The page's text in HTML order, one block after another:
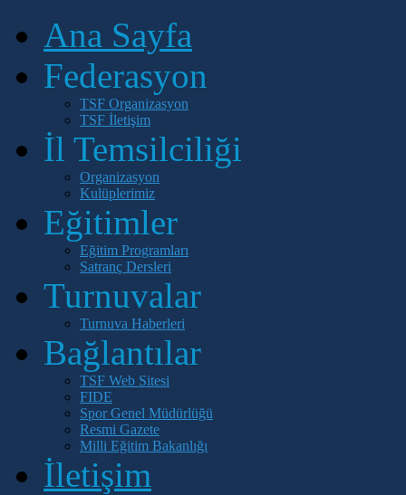
Ana Sayfa
Federasyon
TSF Organizasyon
TSF İletişim
İl Temsilciliği
Organizasyon
Kulüplerimiz
Eğitimler
Eğitim Programları
Satranç Dersleri
Turnuvalar
Turnuva Haberleri
Bağlantılar
TSF Web Sitesi
FIDE
Spor Genel Müdürlüğü
Resmi Gazete
Milli Eğitim Bakanlığı
İletişim